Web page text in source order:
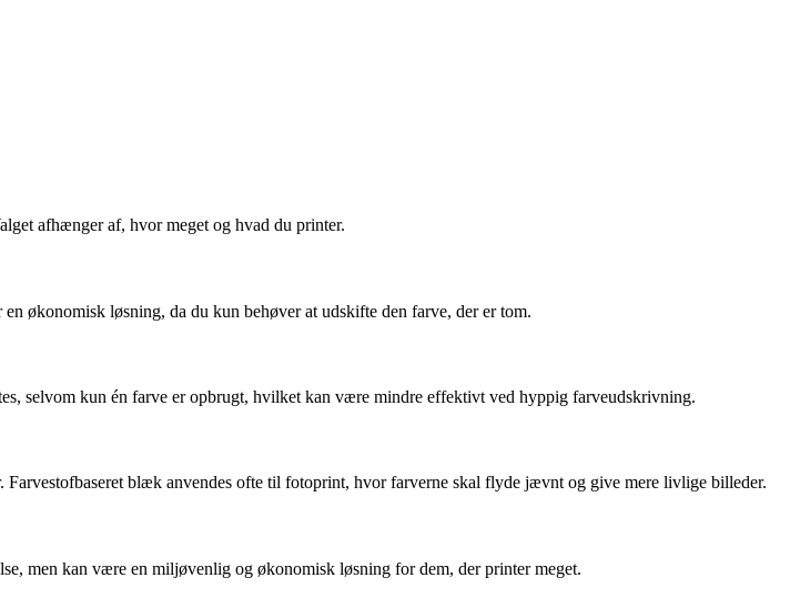
afhænger af, hvor meget og hvad du printer.
økonomisk løsning, da du kun behøver at udskifte den farve, der er tom.
selvom kun én farve er opbrugt, hvilket kan være mindre effektivt ved hyppig farveudskrivning.
blæk anvendes ofte til fotoprint, hvor farverne skal flyde jævnt og give mere livlige billeder.
men kan være en miljøvenlig og økonomisk løsning for dem, der printer meget.